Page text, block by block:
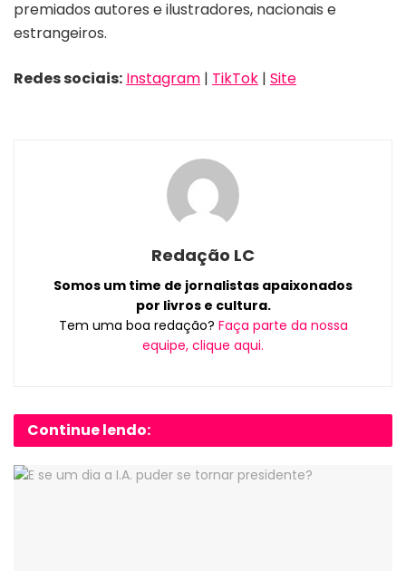
premiados autores e ilustradores, nacionais e
estrangeiros.
Redes sociais: Instagram | TikTok | Site
Redação LC
Somos um time de jornalistas apaixonados
por livros e cultura.
Tem uma boa redação? Faça parte da nossa
equipe, clique aqui.
Continue lendo: